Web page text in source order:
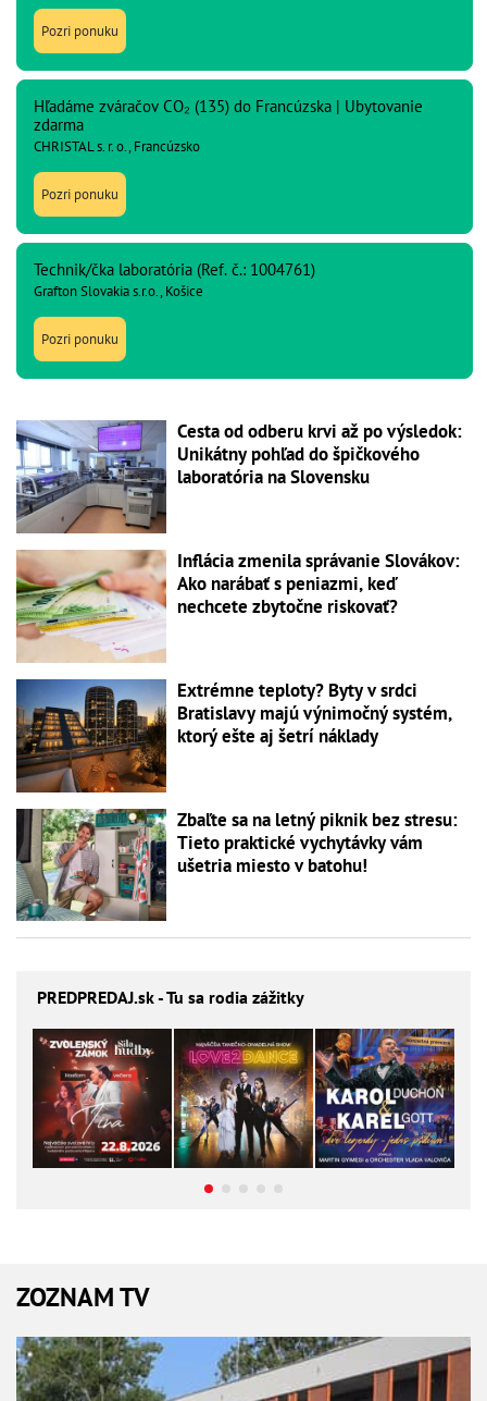
Pozri ponuku
Hľadáme zváračov CO₂ (135) do Francúzska | Ubytovanie
zdarma
CHRISTAL s. r. o., Francúzsko
Pozri ponuku
Technik/čka laboratória (Ref. č.: 1004761)
Grafton Slovakia s.r.o., Košice
Pozri ponuku
Cesta od odberu krvi až po výsledok:
Unikátny pohľad do špičkového
laboratória na Slovensku
Inflácia zmenila správanie Slovákov:
Ako narábať s peniazmi, keď
nechcete zbytočne riskovať?
Extrémne teploty? Byty v srdci
Bratislavy majú výnimočný systém,
ktorý ešte aj šetrí náklady
Zbaľte sa na letný piknik bez stresu:
Tieto praktické vychytávky vám
ušetria miesto v batohu!
PREDPREDAJ.sk - Tu sa rodia zážitky
ZOZNAM TV